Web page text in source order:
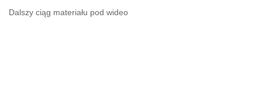
Dalszy ciąg materiału pod wideo